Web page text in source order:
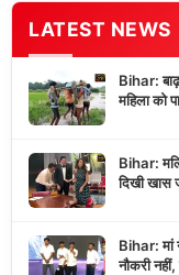
LATEST NEWS
Bihar: बाढ़
महिला को
Bihar:
दिखी खास
Bihar: मां
नौकरी